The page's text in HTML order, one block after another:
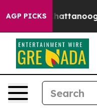
AGP PICKS
in Chattanooga.